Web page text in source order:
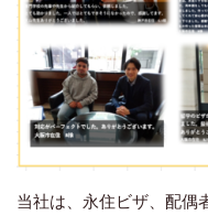
当社は、永住ビザ、配偶